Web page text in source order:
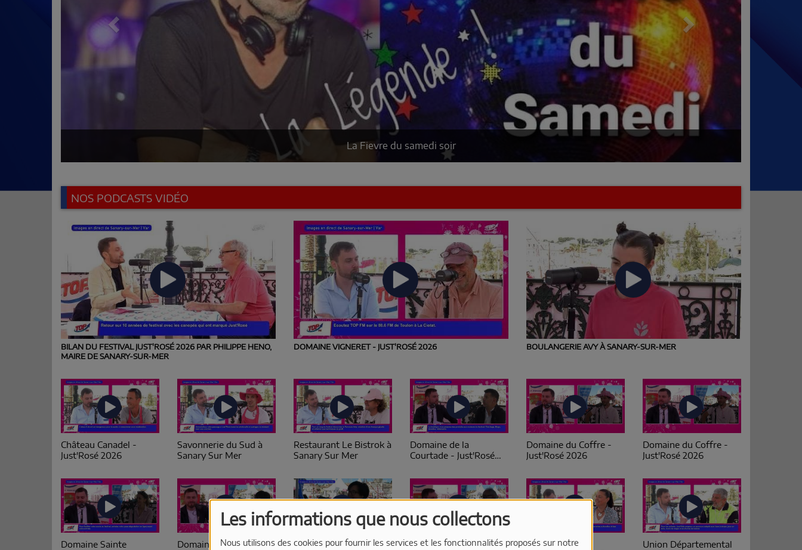
Les informations que nous collectons
Nous utilisons des cookies pour fournir les services et les fonctionnalités proposés sur notre
La Fievre du samedi soir
NOS PODCASTS VIDÉO
BILAN DU FESTIVAL JUST'ROSÉ 2026 PAR PHILIPPE HENO,
MAIRE DE SANARY-SUR-MER
DOMAINE VIGNERET - JUST'ROSÉ 2026 BOULANGERIE AVY À SANARY-SUR-MER
Château Canadel -
Just'Rosé 2026
Savonnerie du Sud à
Sanary Sur Mer
Restaurant Le Bistrok à
Sanary Sur Mer
Domaine de la
Courtade - Just'Rosé
Domaine du Coffre -
Just'Rosé 2026
Domaine du Coffre -
Just'Rosé 2026
Domaine Sainte
Domaine Pieracci -
Domaine des Hautes et
Interview de Philippe
Boutique Blacks
Union Départemental